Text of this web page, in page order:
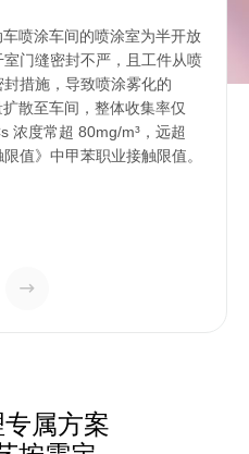
喷涂车间的喷涂室为半开放
门缝密封不严，且工件从喷
措施，导致喷涂雾化的
散至车间，整体收集率仅
浓度常超 80mg/m³，远超
值》中甲苯职业接触限值。
属方案